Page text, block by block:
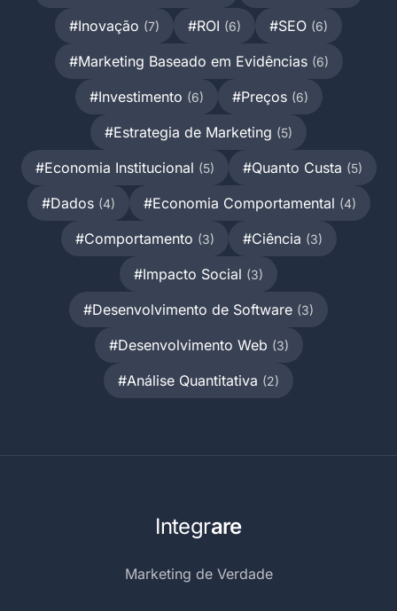
#Inovação (7) #ROI (6) #SEO (6)
#Marketing Baseado em Evidências (6)
#Investimento (6) #Preços (6)
#Estrategia de Marketing (5)
#Economia Institucional (5) #Quanto Custa (5)
#Dados (4) #Economia Comportamental (4)
#Comportamento (3) #Ciência (3)
#Impacto Social (3)
#Desenvolvimento de Software (3)
#Desenvolvimento Web (3)
#Análise Quantitativa (2)
Integrare
Marketing de Verdade